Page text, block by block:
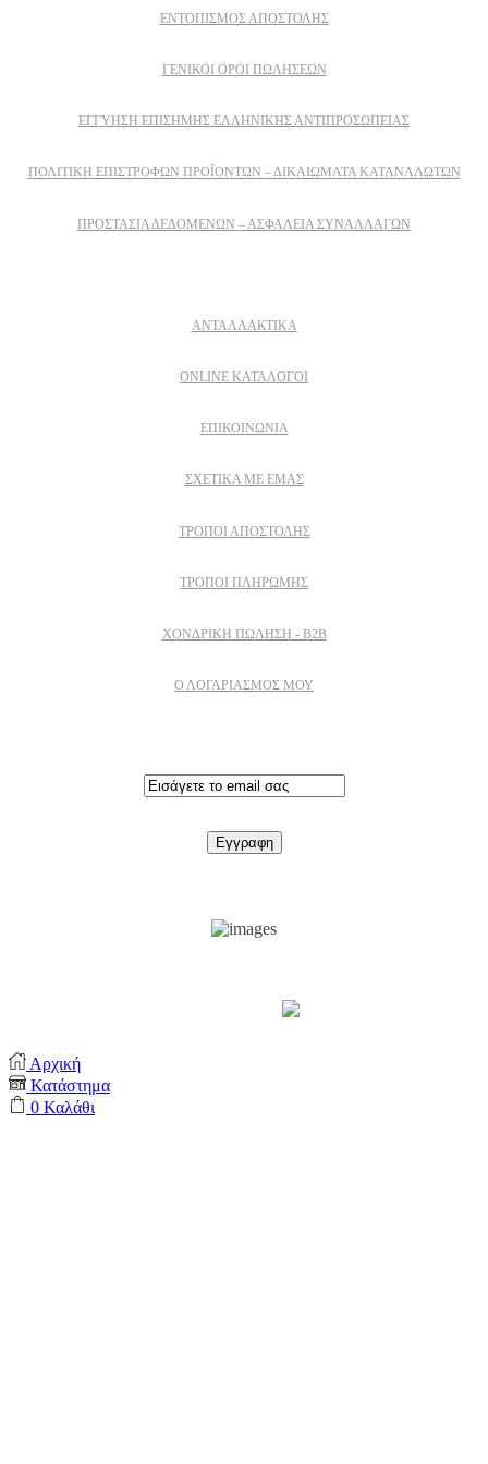
ΕΝΤΟΠΙΣΜΟΣ ΑΠΟΣΤΟΛΗΣ
ΓΕΝΙΚΟΙ ΟΡΟΙ ΠΩΛΗΣΕΩΝ
ΕΓΓΎΗΣΗ ΕΠΊΣΗΜΗΣ ΕΛΛΗΝΙΚΉΣ ΑΝΤΙΠΡΟΣΩΠΕΊΑΣ
ΠΟΛΙΤΙΚΉ ΕΠΙΣΤΡΟΦΏΝ ΠΡΟΪΌΝΤΩΝ – ΔΙΚΑΙΏΜΑΤΑ ΚΑΤΑΝΑΛΩΤΏΝ
ΠΡΟΣΤΑΣΊΑ ΔΕΔΟΜΈΝΩΝ – ΑΣΦΆΛΕΙΑ ΣΥΝΑΛΛΑΓΏΝ
ΑΝΤΑΛΛΑΚΤΙΚΑ
ONLINE ΚΑΤΑΛΟΓΟΙ
ΕΠΙΚΟΙΝΩΝΙΑ
ΣΧΕΤΙΚΆ ΜΕ ΕΜΆΣ
ΤΡΌΠΟΙ ΑΠΟΣΤΟΛΉΣ
ΤΡΌΠΟΙ ΠΛΗΡΩΜΉΣ
ΧΟΝΔΡΙΚΉ ΠΏΛΗΣΗ - B2B
Ο ΛΟΓΑΡΙΑΣΜΟΣ ΜΟΥ
Αρχική
Κατάστημα
0 Καλάθι